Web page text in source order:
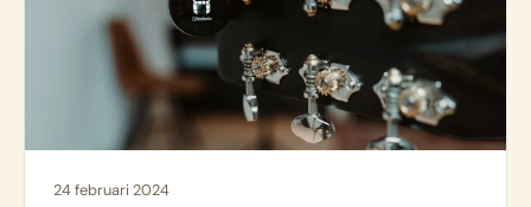
24 februari 2024